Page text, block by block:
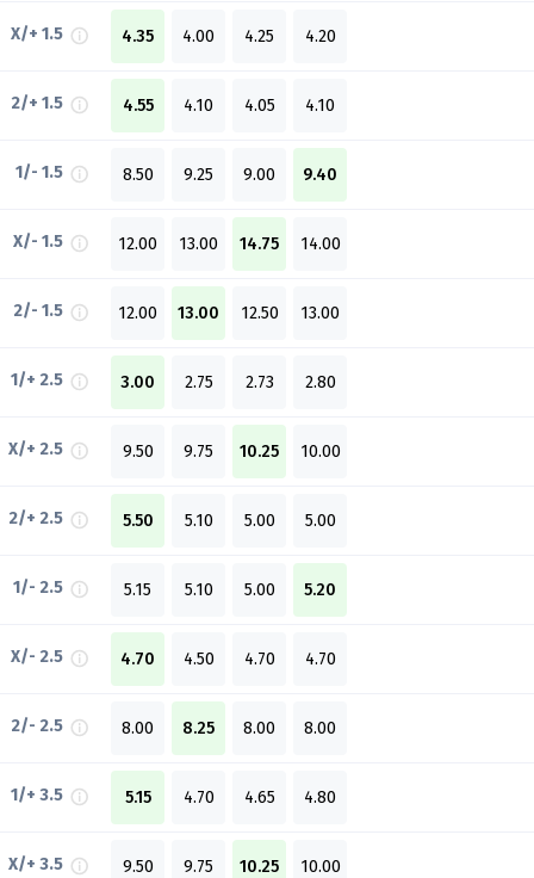
X/+ 1.5 4.35 4.00 4.25 4.20
2/+ 1.5 4.55 4.10 4.05 4.10
1/- 1.5 8.50 9.25 9.00 9.40
X/- 1.5 12.00 13.00 14.75 14.00
2/- 1.5 12.00 13.00 12.50 13.00
1/+ 2.5 3.00 2.75 2.73 2.80
X/+ 2.5 9.50 9.75 10.25 10.00
2/+ 2.5 5.50 5.10 5.00 5.00
1/- 2.5 5.15 5.10 5.00 5.20
X/- 2.5 4.70 4.50 4.70 4.70
2/- 2.5 8.00 8.25 8.00 8.00
1/+ 3.5 5.15 4.70 4.65 4.80
X/+ 3.5 9.50 9.75 10.25 10.00